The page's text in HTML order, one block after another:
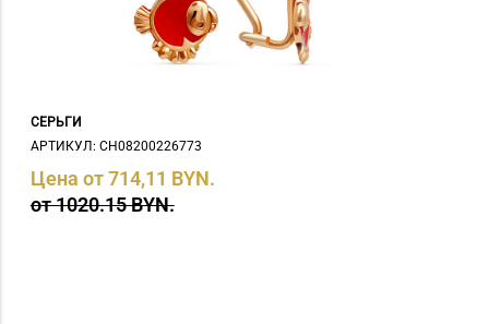
СЕРЬГИ
АРТИКУЛ: СH08200226773
Цена от 714,11 BYN.
от 1020.15 BYN.